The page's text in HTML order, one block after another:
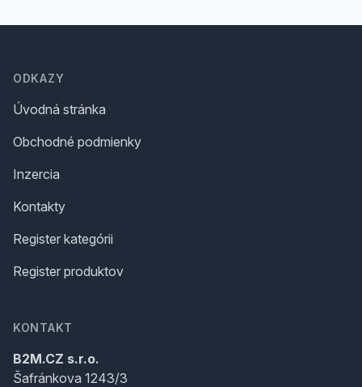
ODKAZY
Úvodná stránka
Obchodné podmienky
Inzercia
Kontakty
Register kategórii
Register produktov
KONTAKT
B2M.CZ s.r.o.
Šafránkova 1243/3